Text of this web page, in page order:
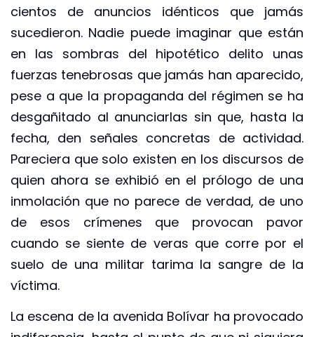
cientos de anuncios idénticos que jamás
sucedieron. Nadie puede imaginar que están
en las sombras del hipotético delito unas
fuerzas tenebrosas que jamás han aparecido,
pese a que la propaganda del régimen se ha
desgañitado al anunciarlas sin que, hasta la
fecha, den señales concretas de actividad.
Pareciera que solo existen en los discursos de
quien ahora se exhibió en el prólogo de una
inmolación que no parece de verdad, de uno
de esos crímenes que provocan pavor
cuando se siente de veras que corre por el
suelo de una militar tarima la sangre de la
víctima.
La escena de la avenida Bolívar ha provocado